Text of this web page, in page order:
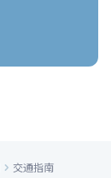
交通指南